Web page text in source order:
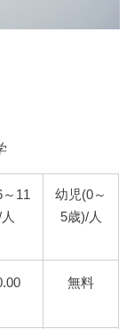
11
幼児(0～
5歳)/人
無料